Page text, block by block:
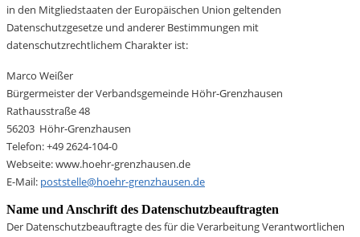
in den Mitgliedstaaten der Europäischen Union geltenden
Datenschutzgesetze und anderer Bestimmungen mit
datenschutzrechtlichem Charakter ist:
Marco Weißer
Bürgermeister der Verbandsgemeinde Höhr-Grenzhausen
Rathausstraße 48
56203 Höhr-Grenzhausen
Telefon: +49 2624-104-0
Webseite: www.hoehr-grenzhausen.de
E-Mail: poststelle@hoehr-grenzhausen.de
Name und Anschrift des Datenschutzbeauftragten
Der Datenschutzbeauftragte des für die Verarbeitung Verantwortlichen